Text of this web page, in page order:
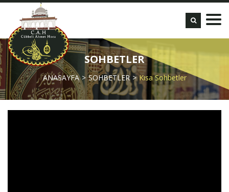
SOHBETLER
ANASAYFA SOHBETLER Kısa Sohbetler